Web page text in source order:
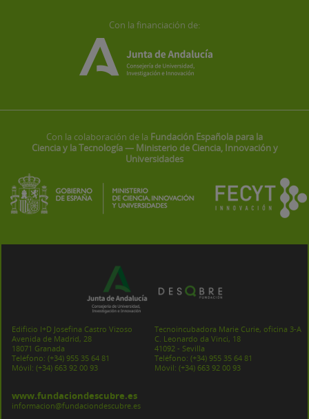
Con la financiación de:
Con la colaboración de la Fundación Española para la
Ciencia y la Tecnología — Ministerio de Ciencia, Innovación y
Universidades
Edificio I+D Josefina Castro Vizoso
Avenida de Madrid, 28
18071 Granada
Teléfono: (+34) 955 35 64 81
Móvil: (+34) 663 92 00 93
Tecnoincubadora Marie Curie, oficina 3-A
C. Leonardo da Vinci, 18
41092 - Sevilla
Teléfono: (+34) 955 35 64 81
Móvil: (+34) 663 92 00 93
www.fundaciondescubre.es
informacion@fundaciondescubre.es